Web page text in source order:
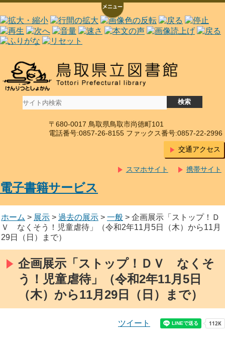
〒680-0017 鳥取県鳥取市尚徳町101
電話番号:0857-26-8155 ファックス番号:0857-22-2996
交通アクセス
携帯サイト
スマホサイト
電子書籍サービス
ホーム > 展示 > 過去の展示 > 一般 > 企画展示「ストップ！Ｄ
Ｖ なくそう！児童虐待」（令和2年11月5日（木）から11月
29日（日）まで）
企画展示「ストップ！ＤＶ なくそ
う！児童虐待」（令和2年11月5日
（木）から11月29日（日）まで）
ツイート